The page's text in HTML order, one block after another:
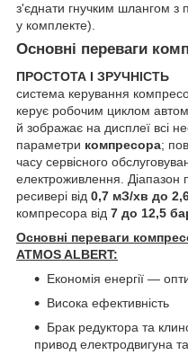
з'єднати гнучким шлангом з
у комплекте).
Основні переваги
ПРОСТОТА І ЗРУЧНІСТЬ
система керування
керує робочим циклом
й зображає на дисплеї всі
параметри компресора;
часу сервісного
електроживлення. Діапазон
ресивері від 0,7 мЗ/хв до
компресора від 7 до 12,5
Основні переваги
ATMOS ALBERT:
Економія енергії —
Висока ефективність
Брак редуктора та
привод електродвигуна